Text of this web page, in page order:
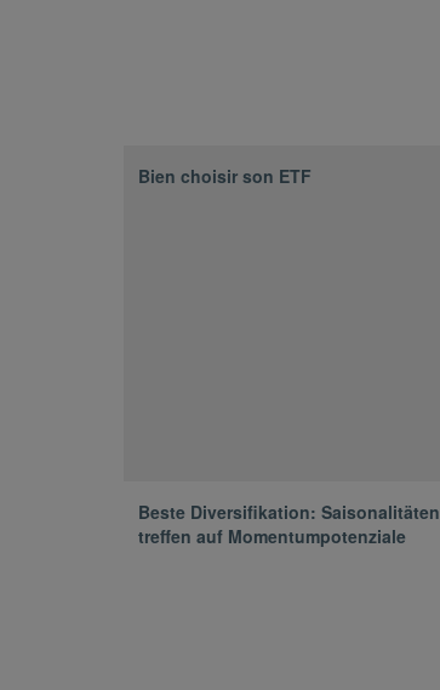
Bien choisir son ETF
Beste Diversifikation: Saisonalitäten
treffen auf Momentumpotenziale